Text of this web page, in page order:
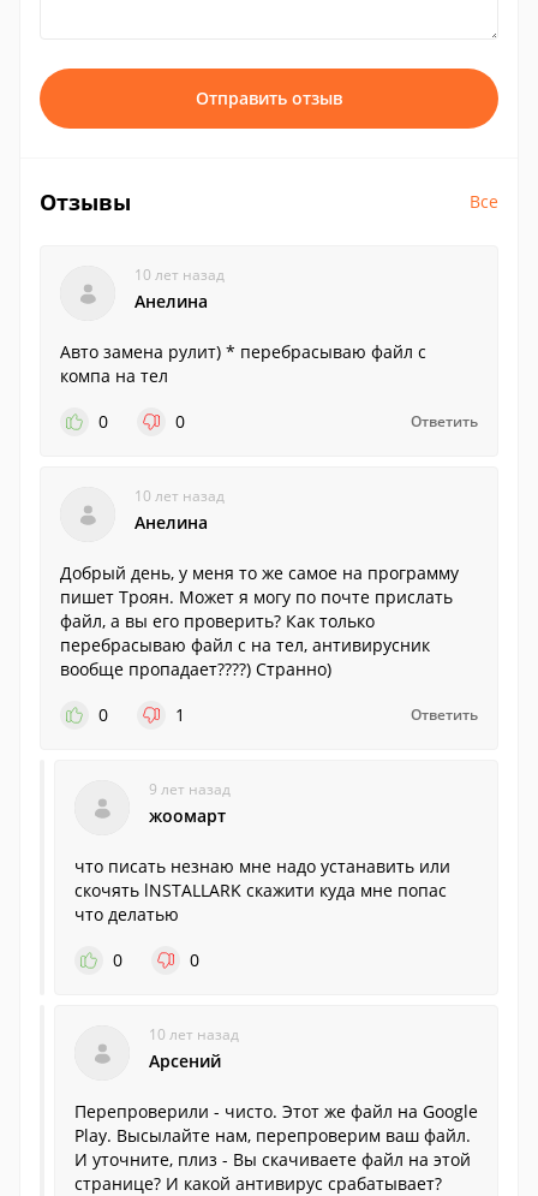
Отправить отзыв
Отзывы Все
10 лет назад
Анелина
Авто замена рулит) * перебрасываю файл с
компа на тел
0
0 Ответить
10 лет назад
Анелина
Добрый день, у меня то же самое на программу
пишет Троян. Может я могу по почте прислать
файл, а вы его проверить? Как только
перебрасываю файл с на тел, антивирусник
вообще пропадает????) Странно)
0
1 Ответить
9 лет назад
жоомарт
что писать незнаю мне надо устанавить или
скочять lNSTALLARK скажити куда мне попас
что делатью
0
0
10 лет назад
Арсений
Перепроверили - чисто. Этот же файл на Google
Play. Высылайте нам, перепроверим ваш файл.
И уточните, плиз - Вы скачиваете файл на этой
странице? И какой антивирус срабатывает?